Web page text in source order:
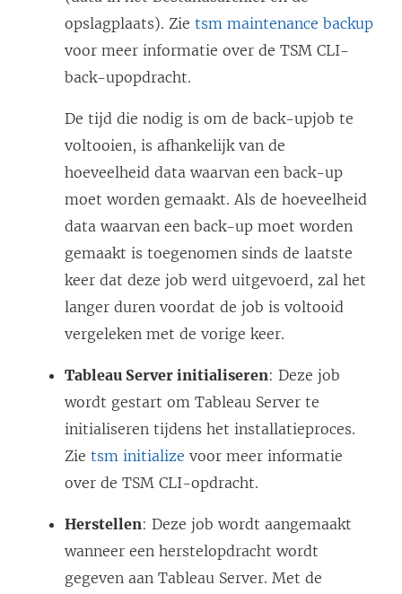
opslagplaats). Zie tsm maintenance backup
voor meer informatie over de TSM CLI-
back-upopdracht.
De tijd die nodig is om de back-upjob te
voltooien, is afhankelijk van de
hoeveelheid data waarvan een back-up
moet worden gemaakt. Als de hoeveelheid
data waarvan een back-up moet worden
gemaakt is toegenomen sinds de laatste
keer dat deze job werd uitgevoerd, zal het
langer duren voordat de job is voltooid
vergeleken met de vorige keer.
Tableau Server initialiseren: Deze job
wordt gestart om Tableau Server te
initialiseren tijdens het installatieproces.
Zie tsm initialize voor meer informatie
over de TSM CLI-opdracht.
Herstellen: Deze job wordt aangemaakt
wanneer een herstelopdracht wordt
gegeven aan Tableau Server. Met de